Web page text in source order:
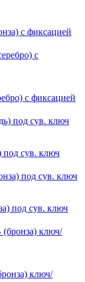
с фиксацией
с фиксацией
под сув. ключ
под сув. ключ
ключ/